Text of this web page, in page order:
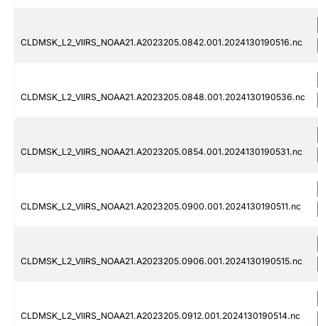
CLDMSK_L2_VIIRS_NOAA21.A2023205.0842.001.2024130190516.nc
CLDMSK_L2_VIIRS_NOAA21.A2023205.0848.001.2024130190536.nc
CLDMSK_L2_VIIRS_NOAA21.A2023205.0854.001.2024130190531.nc
CLDMSK_L2_VIIRS_NOAA21.A2023205.0900.001.2024130190511.nc
CLDMSK_L2_VIIRS_NOAA21.A2023205.0906.001.2024130190515.nc
CLDMSK_L2_VIIRS_NOAA21.A2023205.0912.001.2024130190514.nc